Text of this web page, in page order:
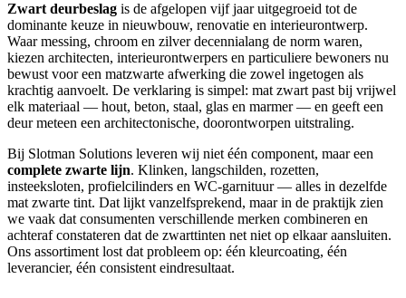
Zwart deurbeslag is de afgelopen vijf jaar uitgegroeid tot de
dominante keuze in nieuwbouw, renovatie en interieurontwerp.
Waar messing, chroom en zilver decennialang de norm waren,
kiezen architecten, interieurontwerpers en particuliere bewoners nu
bewust voor een matzwarte afwerking die zowel ingetogen als
krachtig aanvoelt. De verklaring is simpel: mat zwart past bij vrijwel
elk materiaal — hout, beton, staal, glas en marmer — en geeft een
deur meteen een architectonische, doorontworpen uitstraling.
Bij Slotman Solutions leveren wij niet één component, maar een
complete zwarte lijn. Klinken, langschilden, rozetten,
insteeksloten, profielcilinders en WC-garnituur — alles in dezelfde
mat zwarte tint. Dat lijkt vanzelfsprekend, maar in de praktijk zien
we vaak dat consumenten verschillende merken combineren en
achteraf constateren dat de zwarttinten net niet op elkaar aansluiten.
Ons assortiment lost dat probleem op: één kleurcoating, één
leverancier, één consistent eindresultaat.